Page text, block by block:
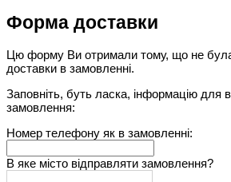
Форма доставки
Цю форму Ви отримали тому, що не
доставки в замовленні.
Заповніть, буть ласка, інформацію для
замовлення:
Номер телефону як в замовленні:
В яке місто відправляти замовлення?